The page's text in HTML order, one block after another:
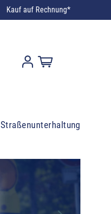
Kauf auf Rechnung*
Straßenunterhaltung